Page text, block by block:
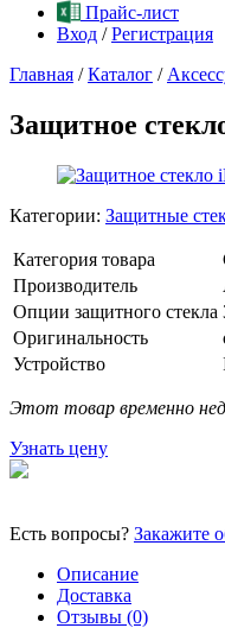
Прайс-лист
Вход /Регистрация
Главная / Каталог /
Защитное
Категории: Защитные
Категория товара
Производитель
Опции защитного стекла
Оригинальность
Устройство
Этот товар временно
Узнать цену
Есть вопросы? Закажите
Описание
Доставка
Отзывы (0)